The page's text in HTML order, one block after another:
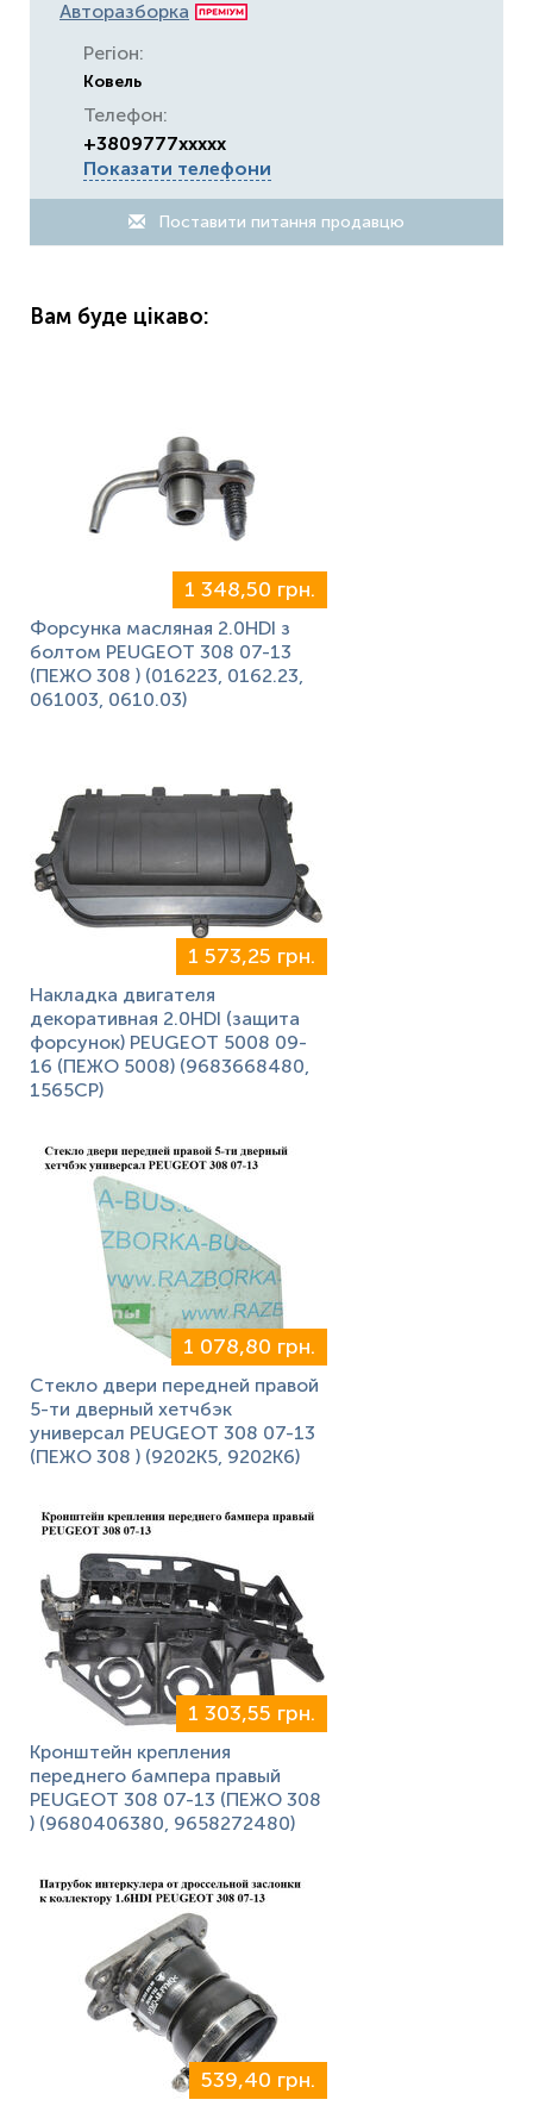
Авторазборка
Регіон:
Ковель
Телефон:
+3809777xxxxx
Показати телефони
Поставити питання продавцю
Вам буде цікаво:
1 348,50 грн.
Форсунка масляная 2.0HDI з
болтом PEUGEOT 308 07-13
(ПЕЖО 308 ) (016223, 0162.23,
061003, 0610.03)
1 573,25 грн.
Накладка двигателя
декоративная 2.0HDI (защита
форсунок) PEUGEOT 5008 09-
16 (ПЕЖО 5008) (9683668480,
1565CP)
1 078,80 грн.
Стекло двери передней правой
5-ти дверный хетчбэк
универсал PEUGEOT 308 07-13
(ПЕЖО 308 ) (9202K5, 9202K6)
1 303,55 грн.
Кронштейн крепления
переднего бампера правый
PEUGEOT 308 07-13 (ПЕЖО 308
) (9680406380, 9658272480)
539,40 грн.